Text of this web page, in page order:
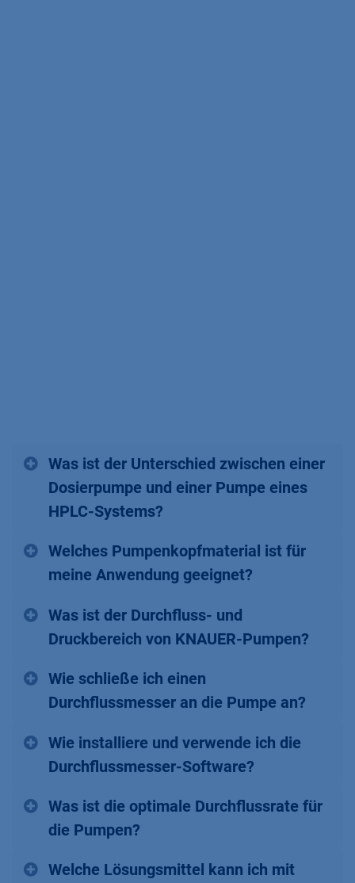
Was ist der Unterschied zwischen einer
Dosierpumpe und einer Pumpe eines
HPLC-Systems?
Welches Pumpenkopfmaterial ist für
meine Anwendung geeignet?
Was ist der Durchfluss- und
Druckbereich von KNAUER-Pumpen?
Wie schließe ich einen
Durchflussmesser an die Pumpe an?
Wie installiere und verwende ich die
Durchflussmesser-Software?
Was ist die optimale Durchflussrate für
die Pumpen?
Welche Lösungsmittel kann ich mit